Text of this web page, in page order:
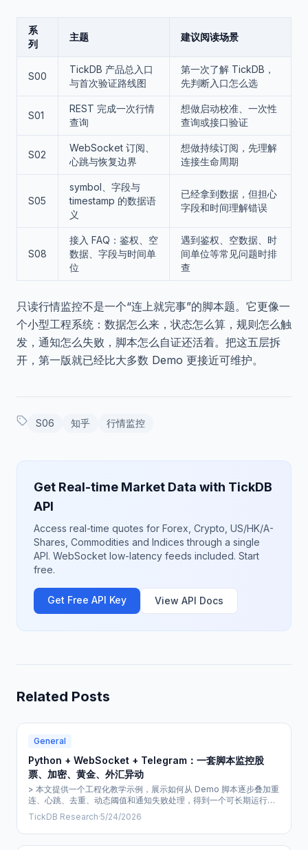
系
列
主题 建议阅读场景
S00
TickDB 产品总入口
与首次验证路线图
第一次了解 TickDB，
先判断入口怎么选
S01
REST 完成一次行情
查询
想做启动校准、一次性
查询或接口验证
S02
WebSocket 订阅、
心跳与恢复边界
想做持续订阅，先理解
连接生命周期
S05
symbol、字段与
timestamp 的数据语
义
已经拿到数据，但担心
字段和时间理解错误
S08
接入 FAQ：鉴权、空
数据、字段与时间单
位
遇到鉴权、空数据、时
间单位等常见问题时排
查
只读行情监控不是一个“连上就完事”的脚本题。它更像一
个小型工程系统：数据怎么来，状态怎么算，规则怎么触
发，通知怎么失败，脚本怎么自证还活着。把这五层拆
开，第一版就已经比大多数 Demo 更接近可维护。
S06 知乎 行情监控
Get Real-time Market Data with TickDB
API
Access real-time quotes for Forex, Crypto, US/HK/A-
Shares, Commodities and Indices through a single
API. WebSocket low-latency feeds included. Start
free.
Get Free API Key View API Docs
Related Posts
General
Python + WebSocket + Telegram：一套脚本监控股
票、加密、黄金、外汇异动
> 本文提供一个工程化教学示例，展示如何从 Demo 脚本逐步叠加重
连、心跳、去重、动态阈值和通知失败处理，得到一个可长期运行的
全球行情告警脚本。 > > 本文仅讨论技术实现和工程实践，不构成任
何投资建议。文中所有代码用于教学目的，不构成交易信号或投资策
略推荐。 你花了半小时写了一个 Python 脚本：连上 TickDB 的
WebSocket，订阅了茅台、腾讯、比特币、黄金的实时行情，设了
TickDB Research·5/24/2026